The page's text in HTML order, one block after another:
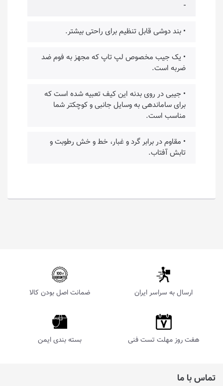
-
• بند دوشی قابل تنظیم برای راحتی بیشتر.
• یک جیب مخصوص لپ تاپ که مجهز به فوم ضد
ضربه است.
• جیبی در روی بدنه این کیف تعبیه شده است که
برای ساماندهی به وسایل جانبی و کوچکتر شما
مناسب است.
• مقاوم در برابر گرد و غبار، خط و خش رطوبت و
تابش آفتاب.
ارسال به سراسر ایران ضمانت اصل بودن کالا
هفت روز مهلت تست فنی بسته بندی ایمن
تماس با ما